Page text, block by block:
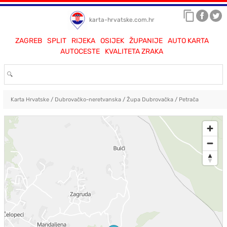
karta-hrvatske.com.hr
ZAGREB SPLIT RIJEKA OSIJEK ŽUPANIJE
AUTO KARTA
AUTOCESTE
KVALITETA ZRAKA
Karta Hrvatske/ Dubrovačko-neretvanska/ Župa Dubrovačka/ Petrača